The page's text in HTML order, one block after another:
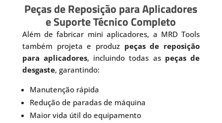
Peças de Reposição para Aplicadores
e Suporte Técnico Completo
Além de fabricar mini aplicadores, a MRD Tools
também projeta e produz peças de reposição
para aplicadores, incluindo todas as peças de
desgaste, garantindo:
Manutenção rápida
Redução de paradas de máquina
Maior vida útil do equipamento